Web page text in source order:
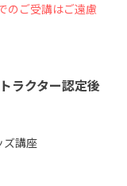
のご受講はご遠慮
ラクター認定後
ズ講座